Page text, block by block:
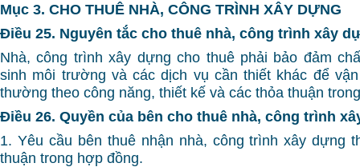
Mục 3. CHO THUÊ NHÀ, CÔNG TRÌNH XÂY DỰNG
Điều 25. Nguyên tắc cho thuê nhà, công trình xây
Nhà, công trình xây dựng cho thuê phải bảo đảm
sinh môi trường và các dịch vụ cần thiết khác để
thường theo công năng, thiết kế và các thỏa thuận
Điều 26. Quyền của bên cho thuê nhà, công trình
1. Yêu cầu bên thuê nhận nhà, công trình xây dựng
thuận trong hợp đồng.